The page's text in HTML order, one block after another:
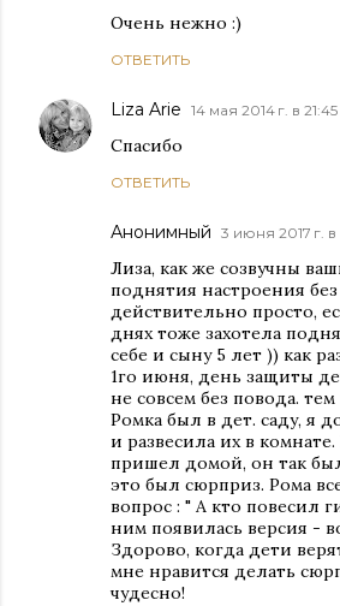
Очень нежно :)
ОТВЕТИТЬ
Liza Arie 14 мая 2014 г. в 21:45
Спасибо
ОТВЕТИТЬ
Анонимный 3 июня 2017 г.
Лиза, как же созвучны
поднятия настроения
действительно просто,
днях тоже захотела
себе и сыну 5 лет )) как
1го июня, день защиты
не совсем без повода.
Ромка был в дет. саду, я
и развесила их в
пришел домой, он так
это был сюрприз. Рома
вопрос : " А кто повесил
ним появилась версия -
Здорово, когда дети
мне нравится делать
чудесно!